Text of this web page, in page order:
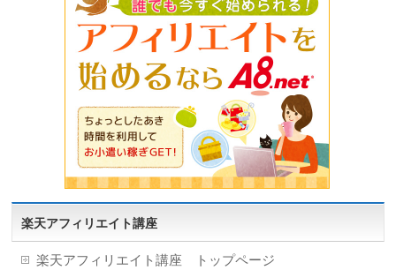
楽天アフィリエイト講座
楽天アフィリエイト講座 トップページ